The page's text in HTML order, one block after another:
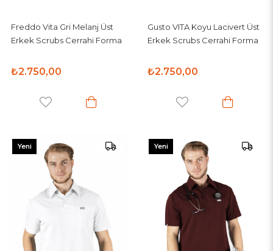
Freddo Vita Gri Melanj Üst
Erkek Scrubs Cerrahi Forma
₺2.750,00
Gusto VITA Koyu Lacivert Üst
Erkek Scrubs Cerrahi Forma
₺2.750,00
Yeni
Yeni